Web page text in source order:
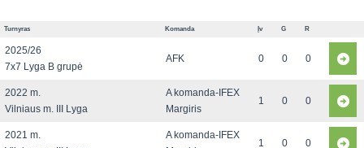
Turnyras Komanda Įv G R
2025/26
7x7 Lyga B grupė
AFK 0 0 0
2022 m.
Vilniaus m. III Lyga
A komanda-IFEX
Margiris
1 0 0
2021 m.
A komanda-IFEX
1 0 0